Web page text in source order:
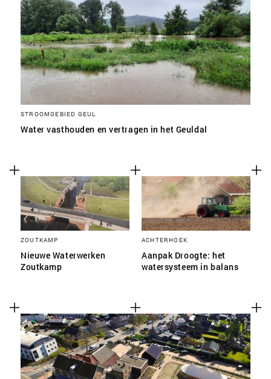
STROOMGEBIED GEUL
Water vasthouden en vertragen in het Geuldal
ZOUTKAMP
Nieuwe Waterwerken
Zoutkamp
ACHTERHOEK
Aanpak Droogte: het
watersysteem in balans